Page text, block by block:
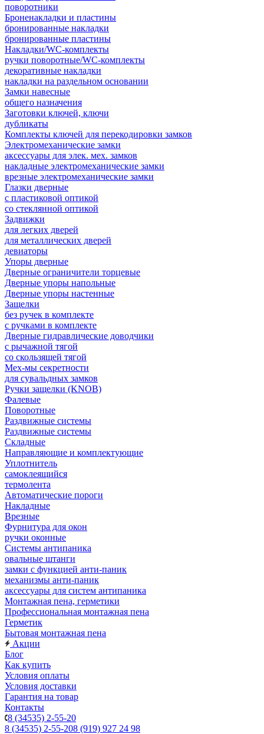
поворотники
Броненакладки и пластины
бронированные накладки
бронированные пластины
Накладки/WC-комплекты
ручки поворотные/WC-комплекты
декоративные накладки
накладки на раздельном основании
Замки навесные
общего назначения
Заготовки ключей, ключи
дубликаты
Комплекты ключей для перекодировки замков
Электромеханические замки
аксессуары для элек. мех. замков
накладные электромеханические замки
врезные электромеханические замки
Глазки дверные
с пластиковой оптикой
со стеклянной оптикой
Задвижки
для легких дверей
для металлических дверей
девиаторы
Упоры дверные
Дверные ограничители торцевые
Дверные упоры напольные
Дверные упоры настенные
Защелки
без ручек в комплекте
с ручками в комплекте
Дверные гидравлические доводчики
с рычажной тягой
со скользящей тягой
Мех-мы секретности
для сувальдных замков
Ручки защелки (KNOB)
Фалевые
Поворотные
Раздвижные системы
Раздвижные системы
Складные
Направляющие и комплектующие
Уплотнитель
самоклеящийся
термолента
Автоматические пороги
Накладные
Врезные
Фурнитура для окон
ручки оконные
Системы антипаника
овальные штанги
замки с функцией анти-паник
механизмы анти-паник
аксессуары для систем антипаника
Монтажная пена, герметики
Профессиональная монтажная пена
Герметик
Бытовая монтажная пена
Акции
Блог
Как купить
Условия оплаты
Условия доставки
Гарантия на товар
Контакты
8 (34535) 2-55-20
8 (34535) 2-55-208 (919) 927 24 98